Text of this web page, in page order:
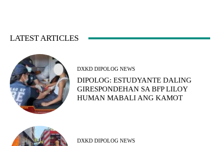
LATEST ARTICLES
DXKD DIPOLOG NEWS
DIPOLOG: ESTUDYANTE DALING
GIRESPONDEHAN SA BFP LILOY
HUMAN MABALI ANG KAMOT
DXKD DIPOLOG NEWS